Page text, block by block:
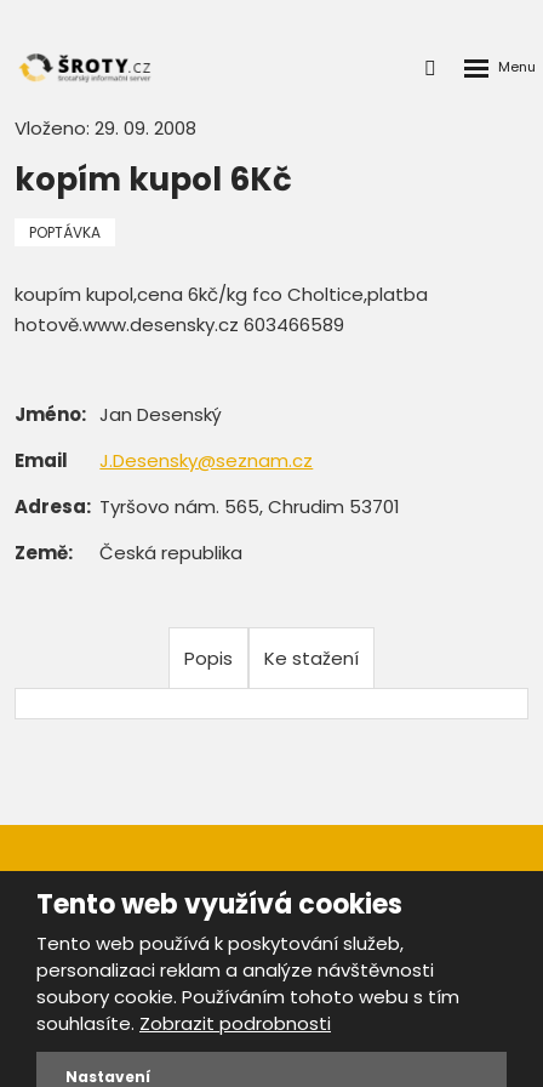
Přihlášení
Vloženo: 29. 09. 2008
kopím kupol 6Kč
POPTÁVKA
koupím kupol,cena 6kč/kg fco Choltice,platba
hotově.www.desensky.cz 603466589
Jméno: Jan Desenský
Email
J.Desensky@seznam.cz
Adresa: Tyršovo nám. 565, Chrudim 53701
Země:
Česká republika
Popis Ke stažení
Provozovatel portálu ŠROTY.cz je
Mapa stránek |Bezpečnost a ochrana osobních údajů
Podmínky použití
Tento web využívá cookies
Tento web používá k poskytování služeb,
personalizaci reklam a analýze návštěvnosti
soubory cookie. Používáním tohoto webu s tím
souhlasíte. Zobrazit podrobnosti
Nastavení